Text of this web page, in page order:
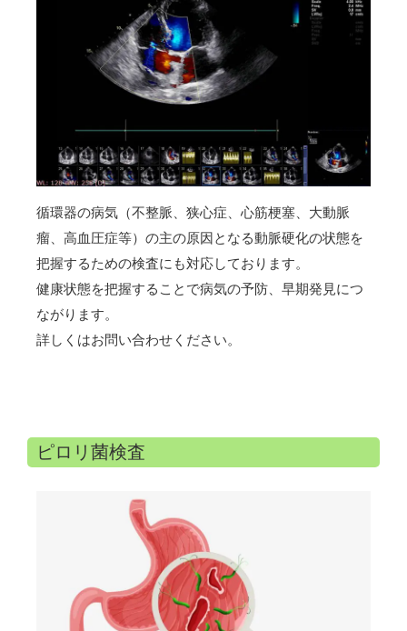
循環器の病気（不整脈、狭心症、心筋梗塞、大動脈
瘤、高血圧症等）の主の原因となる動脈硬化の状態を
把握するための検査にも対応しております。
健康状態を把握することで病気の予防、早期発見につ
ながります。
詳しくはお問い合わせください。
ピロリ菌検査